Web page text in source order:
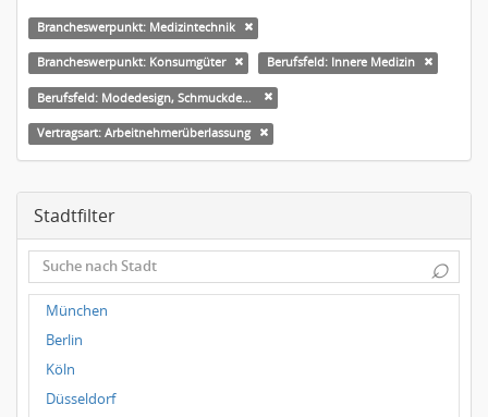
Brancheswerpunkt: Medizintechnik
Brancheswerpunkt: Konsumgüter Berufsfeld: Innere Medizin
Berufsfeld: Modedesign, Schmuckdesign
Vertragsart: Arbeitnehmerüberlassung
Stadtfilter
⌕
München
Berlin
Köln
Düsseldorf